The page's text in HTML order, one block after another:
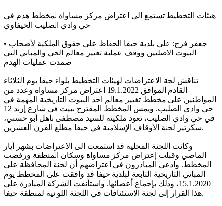
هيئات التخطيط تستمع الى اعتراض مركز مساواة لمخطط هدم في
حي وادي الصليب الحيفاوي
• جعفر فرح: على بلدية حيفا الحفاظ على حقوق الملكية لأصحاب
البيوت الاصليين ووقف عملية تغيير معالم الحي والمباني التي
تناقش لجة الاعتراضات لهيئات التخطيط بلواء حيفا يوم الثلاثاء
القادم الموافق 19.1.2022 اعتراض مركز مساواة وعدد من
المواطنين على مخطط تغيير معالم احد البيوت التاريخية المهمة في
حي وادي الصليب. ويمس المخطط المقترح ببيت في شارع إربد 12
في حي وادي الصليب، تعود ملكيته للسيد مصطفى ناهل أبو حسني،
سكرتير لجنة الأوقاف الإسلامية في حيفا مطلع القرن العشرين.
وكانت اللجنة المحلية قد استمعت الى الاعتراضات بشهر أيار
الماضي وقبلت إعتراض مركز مساواة وسكان المنطقة ورفضت
المخطط. وادعى المبادرون في اعتراضهم أن لجنة المحافظة على
المباني التاريخية التابعة لبلدية حيفا قد وافقت على المخطط يوم
15.1.2020، وذلك بإجماع أعضائها. واستأنفت الشركة المبادرة على
هذا القرار إلى لجنة الاستئنافات في اللجنة اللوائية لمنطقة حيفا.